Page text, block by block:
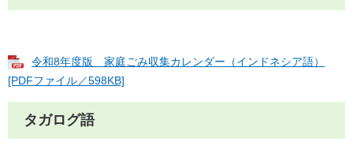
令和8年度版 家庭ごみ収集カレンダー（インドネシア語）
[PDFファイル／598KB]
タガログ語